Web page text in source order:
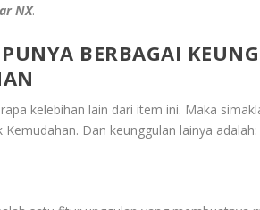
NX.
BERBAGAI
kelebihan lain dari item ini. Maka
Kemudahan. Dan keunggulan lainya adalah: